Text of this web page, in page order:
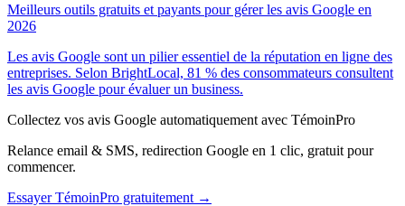
Meilleurs outils gratuits et payants pour gérer les avis Google en
2026
Les avis Google sont un pilier essentiel de la réputation en ligne des
entreprises. Selon BrightLocal, 81 % des consommateurs consultent
les avis Google pour évaluer un business.
Collectez vos avis Google automatiquement avec TémoinPro
Relance email & SMS, redirection Google en 1 clic, gratuit pour
commencer.
Essayer TémoinPro gratuitement →